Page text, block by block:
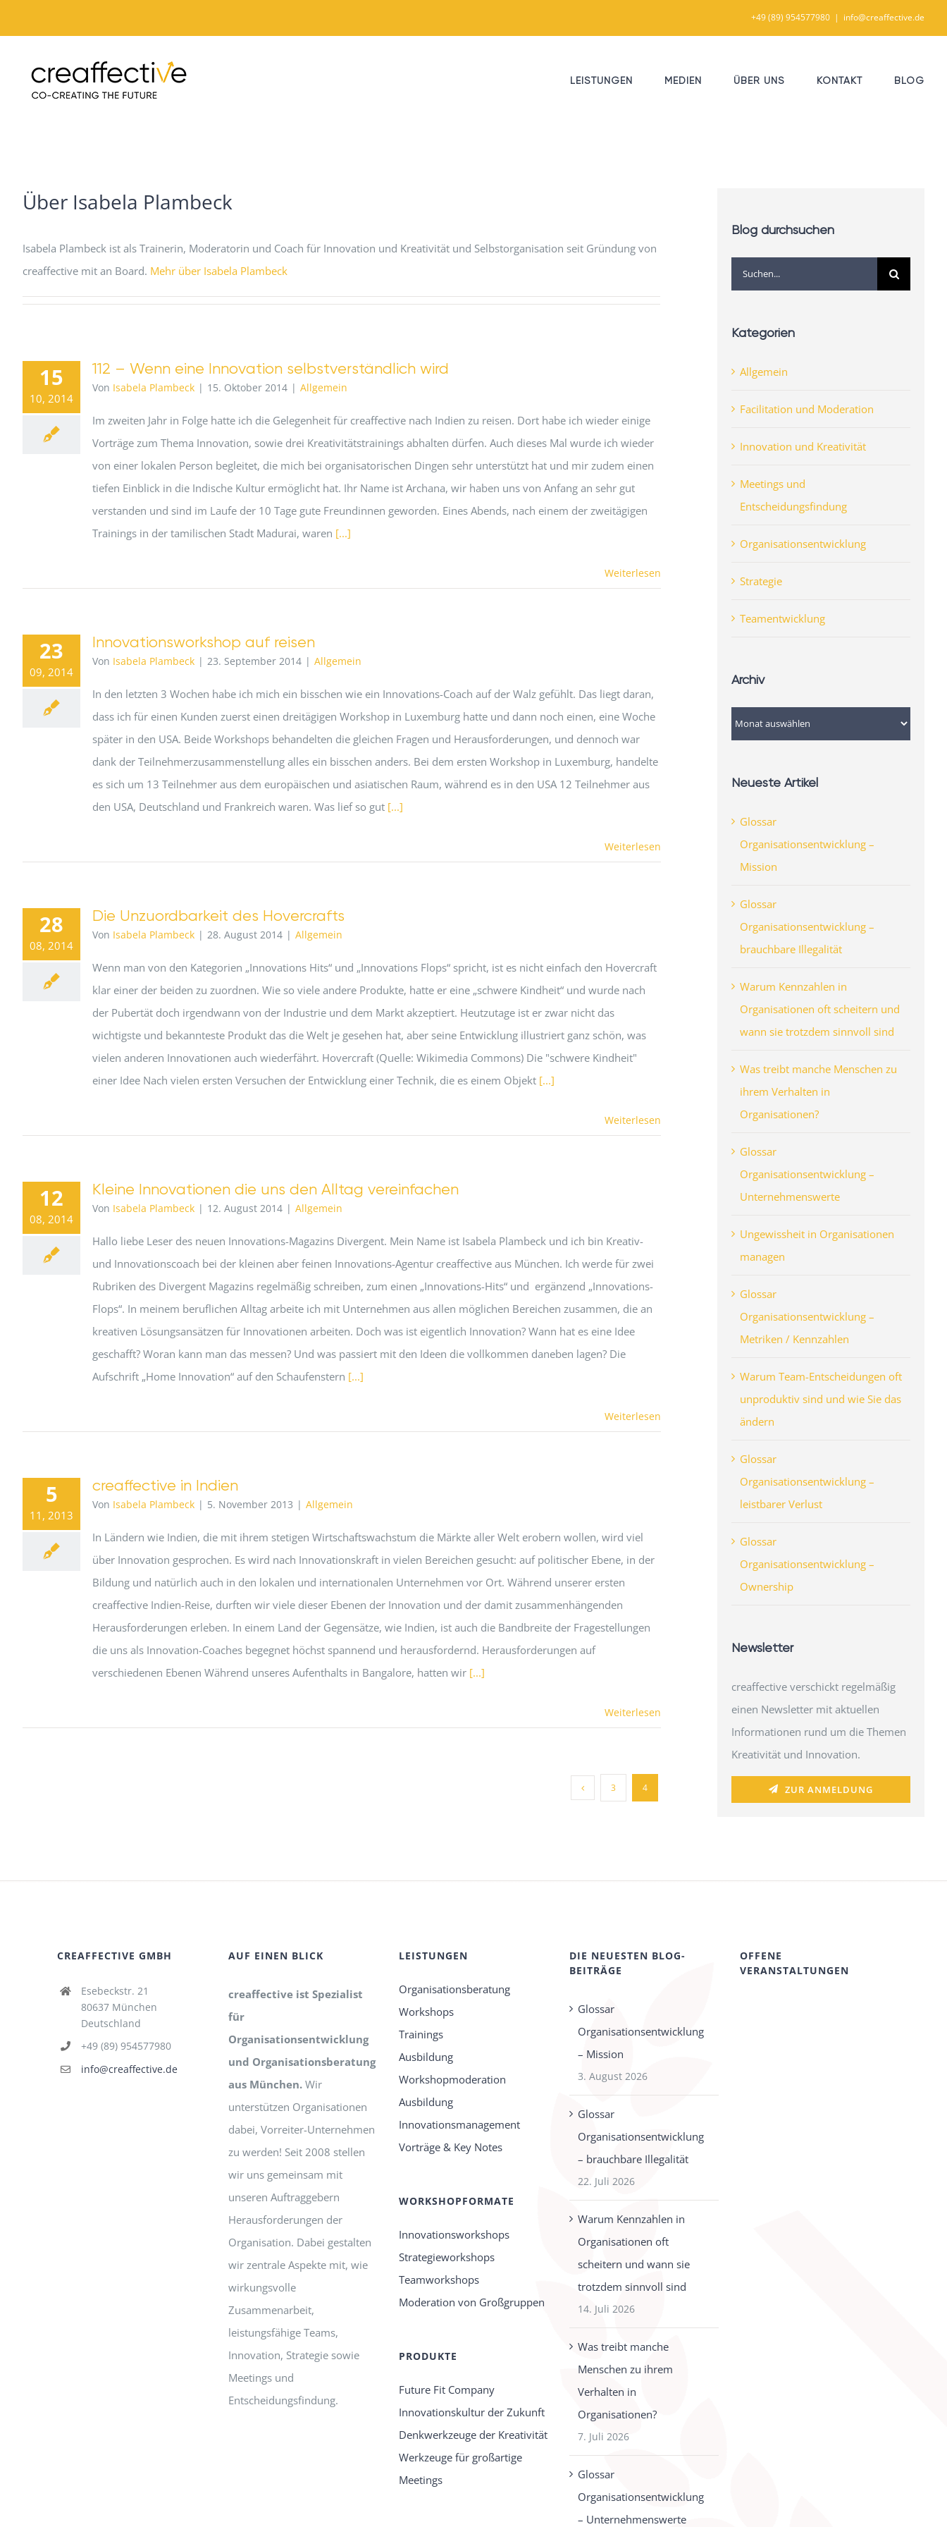
Inhalt
+49 (89) 954577980 | info@creaffective.de
LEISTUNGEN MEDIEN ÜBER UNS KONTAKT BLOG
Über Isabela Plambeck
Isabela Plambeck ist als Trainerin, Moderatorin und Coach für Innovation und Kreativität und Selbstorganisation seit Gründung von
creaffective mit an Board. Mehr über Isabela Plambeck
15
10, 2014
112 – Wenn eine Innovation selbstverständlich wird
Von Isabela Plambeck | 15. Oktober 2014 | Allgemein
Im zweiten Jahr in Folge hatte ich die Gelegenheit für creaffective nach Indien zu reisen. Dort habe ich wieder einige
Vorträge zum Thema Innovation, sowie drei Kreativitätstrainings abhalten dürfen. Auch dieses Mal wurde ich wieder
von einer lokalen Person begleitet, die mich bei organisatorischen Dingen sehr unterstützt hat und mir zudem einen
tiefen Einblick in die Indische Kultur ermöglicht hat. Ihr Name ist Archana, wir haben uns von Anfang an sehr gut
verstanden und sind im Laufe der 10 Tage gute Freundinnen geworden. Eines Abends, nach einem der zweitägigen
Trainings in der tamilischen Stadt Madurai, waren [...]
Weiterlesen
23
09, 2014
Innovationsworkshop auf reisen
Von Isabela Plambeck | 23. September 2014 | Allgemein
In den letzten 3 Wochen habe ich mich ein bisschen wie ein Innovations-Coach auf der Walz gefühlt. Das liegt daran,
dass ich für einen Kunden zuerst einen dreitägigen Workshop in Luxemburg hatte und dann noch einen, eine Woche
später in den USA. Beide Workshops behandelten die gleichen Fragen und Herausforderungen, und dennoch war
dank der Teilnehmerzusammenstellung alles ein bisschen anders. Bei dem ersten Workshop in Luxemburg, handelte
es sich um 13 Teilnehmer aus dem europäischen und asiatischen Raum, während es in den USA 12 Teilnehmer aus
den USA, Deutschland und Frankreich waren. Was lief so gut [...]
Weiterlesen
28
08, 2014
Die Unzuordbarkeit des Hovercrafts
Von Isabela Plambeck | 28. August 2014 | Allgemein
Wenn man von den Kategorien „Innovations Hits“ und „Innovations Flops“ spricht, ist es nicht einfach den Hovercraft
klar einer der beiden zu zuordnen. Wie so viele andere Produkte, hatte er eine „schwere Kindheit“ und wurde nach
der Pubertät doch irgendwann von der Industrie und dem Markt akzeptiert. Heutzutage ist er zwar nicht das
wichtigste und bekannteste Produkt das die Welt je gesehen hat, aber seine Entwicklung illustriert ganz schön, was
vielen anderen Innovationen auch wiederfährt. Hovercraft (Quelle: Wikimedia Commons) Die "schwere Kindheit"
einer Idee Nach vielen ersten Versuchen der Entwicklung einer Technik, die es einem Objekt [...]
Weiterlesen
12
08, 2014
Kleine Innovationen die uns den Alltag vereinfachen
Von Isabela Plambeck | 12. August 2014 | Allgemein
Hallo liebe Leser des neuen Innovations-Magazins Divergent. Mein Name ist Isabela Plambeck und ich bin Kreativ-
und Innovationscoach bei der kleinen aber feinen Innovations-Agentur creaffective aus München. Ich werde für zwei
Rubriken des Divergent Magazins regelmäßig schreiben, zum einen „Innovations-Hits“ und ergänzend „Innovations-
Flops“. In meinem beruflichen Alltag arbeite ich mit Unternehmen aus allen möglichen Bereichen zusammen, die an
kreativen Lösungsansätzen für Innovationen arbeiten. Doch was ist eigentlich Innovation? Wann hat es eine Idee
geschafft? Woran kann man das messen? Und was passiert mit den Ideen die vollkommen daneben lagen? Die
Aufschrift „Home Innovation“ auf den Schaufenstern [...]
Weiterlesen
5
11, 2013
creaffective in Indien
Von Isabela Plambeck | 5. November 2013 | Allgemein
In Ländern wie Indien, die mit ihrem stetigen Wirtschaftswachstum die Märkte aller Welt erobern wollen, wird viel
über Innovation gesprochen. Es wird nach Innovationskraft in vielen Bereichen gesucht: auf politischer Ebene, in der
Bildung und natürlich auch in den lokalen und internationalen Unternehmen vor Ort. Während unserer ersten
creaffective Indien-Reise, durften wir viele dieser Ebenen der Innovation und der damit zusammenhängenden
Herausforderungen erleben. In einem Land der Gegensätze, wie Indien, ist auch die Bandbreite der Fragestellungen
die uns als Innovation-Coaches begegnet höchst spannend und herausfordernd. Herausforderungen auf
verschiedenen Ebenen Während unseres Aufenthalts in Bangalore, hatten wir [...]
Weiterlesen
3 4
Blog durchsuchen
Suche
nach:
Kategorien
Allgemein
Facilitation und Moderation
Innovation und Kreativität
Meetings und
Entscheidungsfindung
Organisationsentwicklung
Strategie
Teamentwicklung
Archiv
Archiv
Neueste Artikel
Glossar
Organisationsentwicklung –
Mission
Glossar
Organisationsentwicklung –
brauchbare Illegalität
Warum Kennzahlen in
Organisationen oft scheitern und
wann sie trotzdem sinnvoll sind
Was treibt manche Menschen zu
ihrem Verhalten in
Organisationen?
Glossar
Organisationsentwicklung –
Unternehmenswerte
Ungewissheit in Organisationen
managen
Glossar
Organisationsentwicklung –
Metriken / Kennzahlen
Warum Team-Entscheidungen oft
unproduktiv sind und wie Sie das
ändern
Glossar
Organisationsentwicklung –
leistbarer Verlust
Glossar
Organisationsentwicklung –
Ownership
Newsletter
creaffective verschickt regelmäßig
einen Newsletter mit aktuellen
Informationen rund um die Themen
Kreativität und Innovation.
ZUR ANMELDUNG
CREAFFECTIVE GMBH
Esebeckstr. 21
80637 München
Deutschland
+49 (89) 954577980
info@creaffective.de
AUF EINEN BLICK
creaffective ist Spezialist
für
Organisationsentwicklung
und Organisationsberatung
aus München.Wir
unterstützen Organisationen
dabei, Vorreiter-Unternehmen
zu werden! Seit 2008 stellen
wir uns gemeinsam mit
unseren Auftraggebern
Herausforderungen der
Organisation. Dabei gestalten
wir zentrale Aspekte mit, wie
wirkungsvolle
Zusammenarbeit,
leistungsfähige Teams,
Innovation, Strategie sowie
Meetings und
Entscheidungsfindung.
LEISTUNGEN
Organisationsberatung
Workshops
Trainings
Ausbildung
Workshopmoderation
Ausbildung
Innovationsmanagement
Vorträge & Key Notes
WORKSHOPFORMATE
Innovationsworkshops
Strategieworkshops
Teamworkshops
Moderation von Großgruppen
PRODUKTE
Future Fit Company
Innovationskultur der Zukunft
Denkwerkzeuge der Kreativität
Werkzeuge für großartige
Meetings
DIE NEUESTEN BLOG-
BEITRÄGE
Glossar
Organisationsentwicklung
– Mission
3. August 2026
Glossar
Organisationsentwicklung
– brauchbare Illegalität
22. Juli 2026
Warum Kennzahlen in
Organisationen oft
scheitern und wann sie
trotzdem sinnvoll sind
14. Juli 2026
Was treibt manche
Menschen zu ihrem
Verhalten in
Organisationen?
7. Juli 2026
Glossar
Organisationsentwicklung
– Unternehmenswerte
OFFENE
VERANSTALTUNGEN